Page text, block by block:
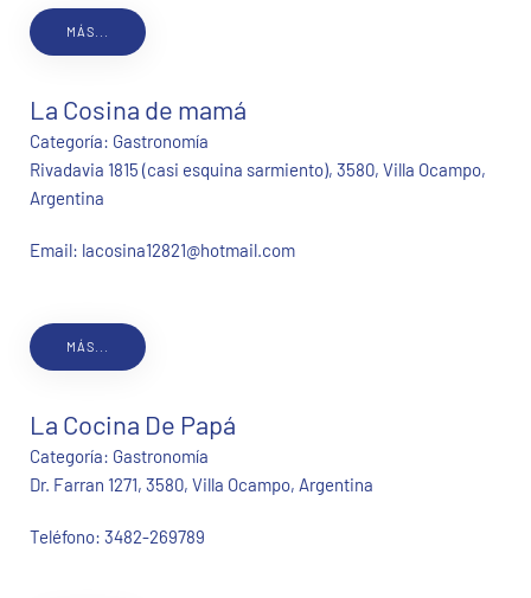
MÁS...
La Cosina de mamá
Categoría: Gastronomía
Rivadavia 1815 (casi esquina sarmiento), 3580, Villa Ocampo,
Argentina
Email: lacosina12821@hotmail.com
MÁS...
La Cocina De Papá
Categoría: Gastronomía
Dr. Farran 1271, 3580, Villa Ocampo, Argentina
Teléfono: 3482-269789